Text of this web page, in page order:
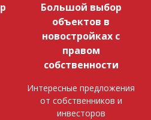
Большой выбор
объектов в
новостройках с
правом
собственности
Интересные предложения
от собственников и
инвесторов